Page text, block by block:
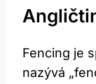
Fencing je
nazývá